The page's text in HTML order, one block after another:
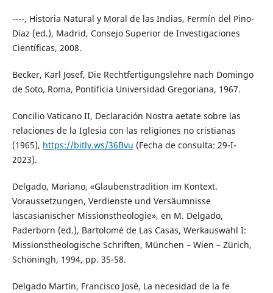
----, Historia Natural y Moral de las Indias, Fermín del Pino-
Díaz (ed.), Madrid, Consejo Superior de Investigaciones
Científicas, 2008.
Becker, Karl Josef, Die Rechtfertigungslehre nach Domingo
de Soto, Roma, Pontificia Universidad Gregoriana, 1967.
Concilio Vaticano II, Declaración Nostra aetate sobre las
relaciones de la Iglesia con las religiones no cristianas
(1965), https://bitly.ws/36Bvu (Fecha de consulta: 29-I-
2023).
Delgado, Mariano, «Glaubenstradition im Kontext.
Voraussetzungen, Verdienste und Versäumnisse
lascasianischer Missionstheologie», en M. Delgado,
Paderborn (ed.), Bartolomé de Las Casas, Werkauswahl I:
Missionstheologische Schriften, München – Wien – Zürich,
Schöningh, 1994, pp. 35-58.
Delgado Martín, Francisco José, La necesidad de la fe